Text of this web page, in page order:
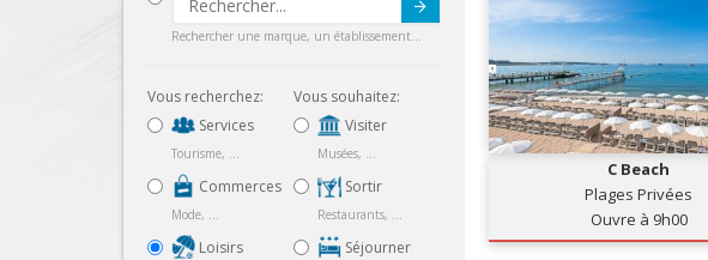
Rechercher une marque, un établissement...
Vous recherchez:
Services
Tourisme, ...
Commerces
Mode, ...
Loisirs
Vous souhaitez:
Visiter
Musées, ...
Sortir
Restaurants, ...
Séjourner
C Beach
Plages Privées
Ouvre à 9h00